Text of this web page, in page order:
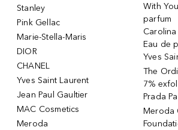
Stanley
Pink Gellac
Marie-Stella-Maris
DIOR
CHANEL
Yves Saint Laurent
Jean Paul Gaultier
MAC Cosmetics
Meroda
With
parfum
Eau de
Yves
The
7%
Prada
Meroda